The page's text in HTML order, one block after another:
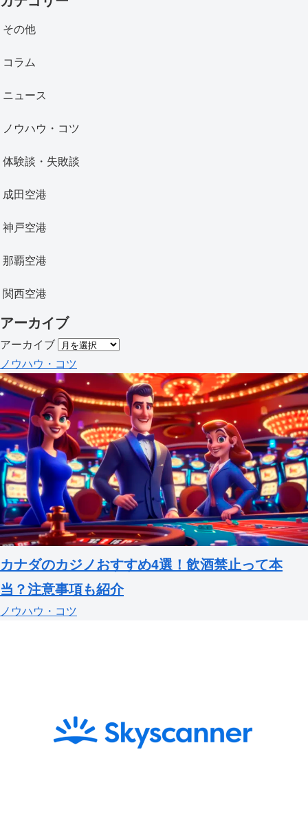
その他
コラム
ニュース
ノウハウ・コツ
体験談・失敗談
成田空港
神戸空港
那覇空港
関西空港
アーカイブ
アーカイブ
ノウハウ・コツ
カナダのカジノおすすめ4選！飲酒禁止って本
当？注意事項も紹介
ノウハウ・コツ